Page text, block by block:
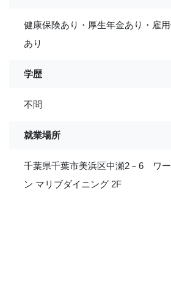
健康保険あり・厚生年金あり・雇
あり
学歴
不問
就業場所
千葉県千葉市美浜区中瀬2－6 ワ
ン マリブダイニング 2F